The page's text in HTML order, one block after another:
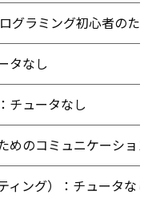
グラミング初心者のた
タなし
チュータなし
めのコミュニケーショ
ング）：チュータなし